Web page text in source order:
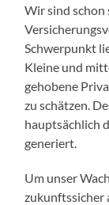
Wir sind schon
Schwerpunkt
Kleine und
gehobene
zu schätzen.
hauptsächlich
generiert.
Um unser
zukunftssicher